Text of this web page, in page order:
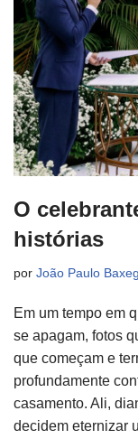
O
histórias
por João Paulo
Em um tempo em
se apagam, fotos
que começam e
profundamente
casamento. Ali,
decidem eternizar